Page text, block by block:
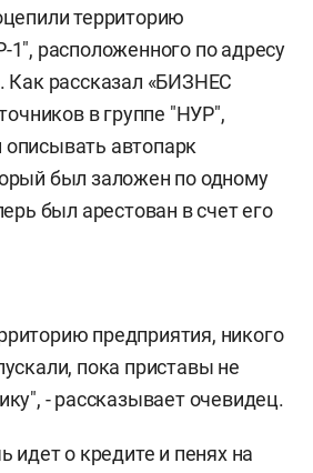
территорию
1", расположенного по адресу
рассказал «БИЗНЕС
в группе "НУР",
автопарк
был заложен по одному
был арестован в счет его
предприятия, никого
пока приставы не
- рассказывает очевидец.
идет о кредите и пенях на